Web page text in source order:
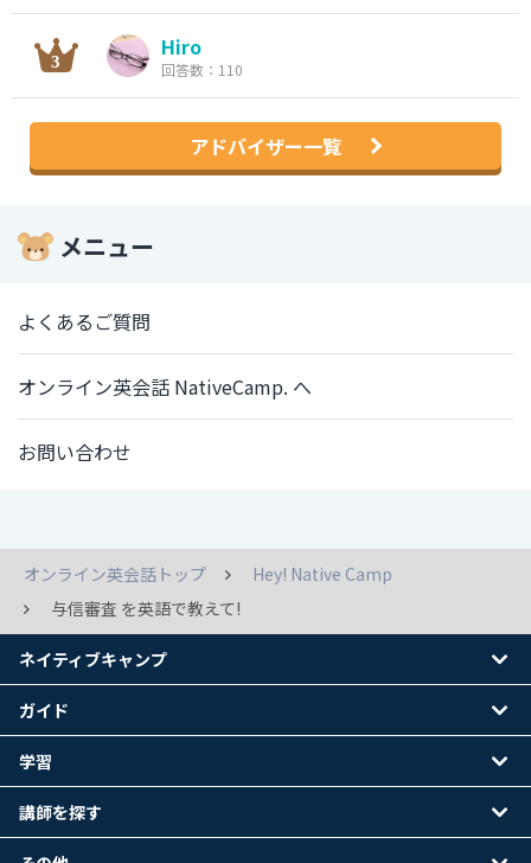
Hiro
回答数：110
アドバイザー一覧
メニュー
よくあるご質問
オンライン英会話 NativeCamp. へ
お問い合わせ
オンライン英会話トップ
Hey! Native Camp
与信審査 を英語で教えて!
ネイティブキャンプ
ガイド
学習
講師を探す